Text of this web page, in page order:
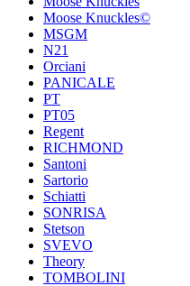
Moose Knuckles©️
MSGM
N21
Orciani
PANICALE
PT
PT05
Regent
RICHMOND
Santoni
Sartorio
Schiatti
SONRISA
Stetson
SVEVO
Theory
TOMBOLINI